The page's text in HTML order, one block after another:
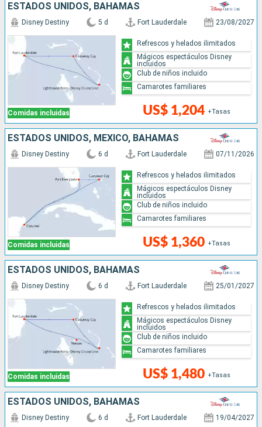
ESTADOS UNIDOS, BAHAMAS
Comidas incluidas
Disney Destiny 5 d Fort Lauderdale 23/08/2027
US$ 1,204 +Tasas
Refrescos y helados ilimitados
Mágicos espectáculos Disney
incluidos
Club de niños incluido
Camarotes familiares
ESTADOS UNIDOS, MÉXICO, BAHAMAS
Comidas incluidas
Disney Destiny 6 d Fort Lauderdale 07/11/2026
US$ 1,360 +Tasas
Refrescos y helados ilimitados
Mágicos espectáculos Disney
incluidos
Club de niños incluido
Camarotes familiares
ESTADOS UNIDOS, BAHAMAS
Comidas incluidas
Disney Destiny 6 d Fort Lauderdale 25/01/2027
US$ 1,480 +Tasas
Refrescos y helados ilimitados
Mágicos espectáculos Disney
incluidos
Club de niños incluido
Camarotes familiares
ESTADOS UNIDOS, BAHAMAS
Disney Destiny 6 d Fort Lauderdale 19/04/2027